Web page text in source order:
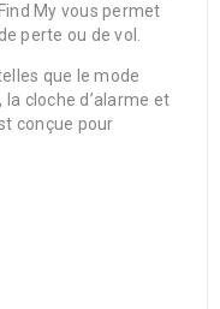
My vous permet
perte ou de vol.
que le mode
cloche d’alarme et
conçue pour